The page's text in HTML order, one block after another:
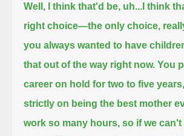
Well, I think that'd be, uh...I think
right choice—the only choice,
you always wanted to have
that out of the way right now. You
career on hold for two to five years,
strictly on being the best mother
work so many hours, so if we